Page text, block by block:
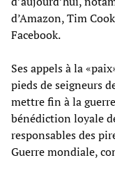
d’Amazon, Tim
Facebook.
Ses appels à la
pieds de seigneurs
mettre fin à la
bénédiction loyale
responsables des
Guerre mondiale,